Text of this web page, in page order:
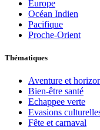
Europe
Océan Indien
Pacifique
Proche-Orient
Thématiques
Aventure et
Bien-être santé
Echappee verte
Evasions
Fête et carnaval